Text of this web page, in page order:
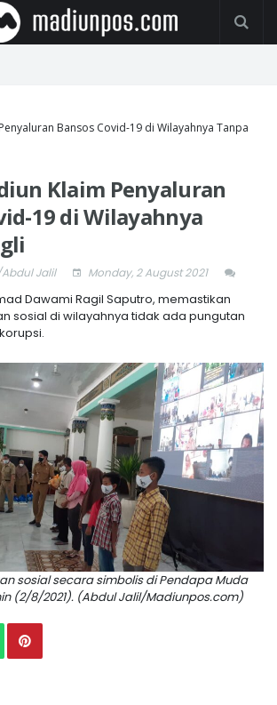
Bansos Covid-19 di Wilayahnya Tanpa
Klaim Penyaluran
19 di Wilayahnya
Jalil Monday, 2 August 2021
Dawami Ragil Saputro, memastikan
sosial di wilayahnya tidak ada pungutan
sosial secara simbolis di Pendapa Muda
(2/8/2021). (Abdul Jalil/Madiunpos.com)